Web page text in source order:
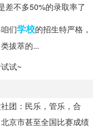
差不多50%的录取率了
们学校的招生特严格，
拔萃的...
试~
团：民乐，管乐，合
京市甚至全国比赛成绩